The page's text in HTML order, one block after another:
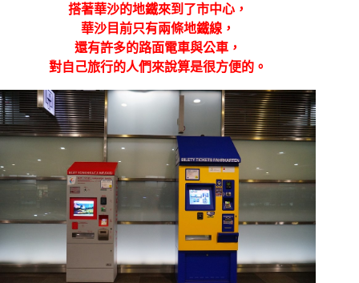
搭著華沙的地鐵來到了市中心，
華沙目前只有兩條地鐵線，
還有許多的路面電車與公車，
對自己旅行的人們來說算是很方便的。